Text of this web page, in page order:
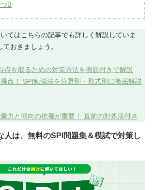
B
てはこちらの記事でも詳しく解説していま
おきましょう。
点を取るための対策方法を例題付きで解説
点！ SPI勉強法を分野別・形式別に徹底解説
力と傾向の把握が重要！ 直前の対処法付き
人は、無料のSPI問題集＆模試で対策し